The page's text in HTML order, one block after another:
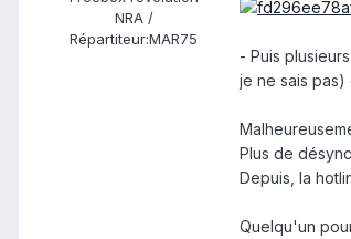
NRA /
Répartiteur:MAR75
- Puis
je ne sais
Plus de
Depuis, la
Quelqu'un